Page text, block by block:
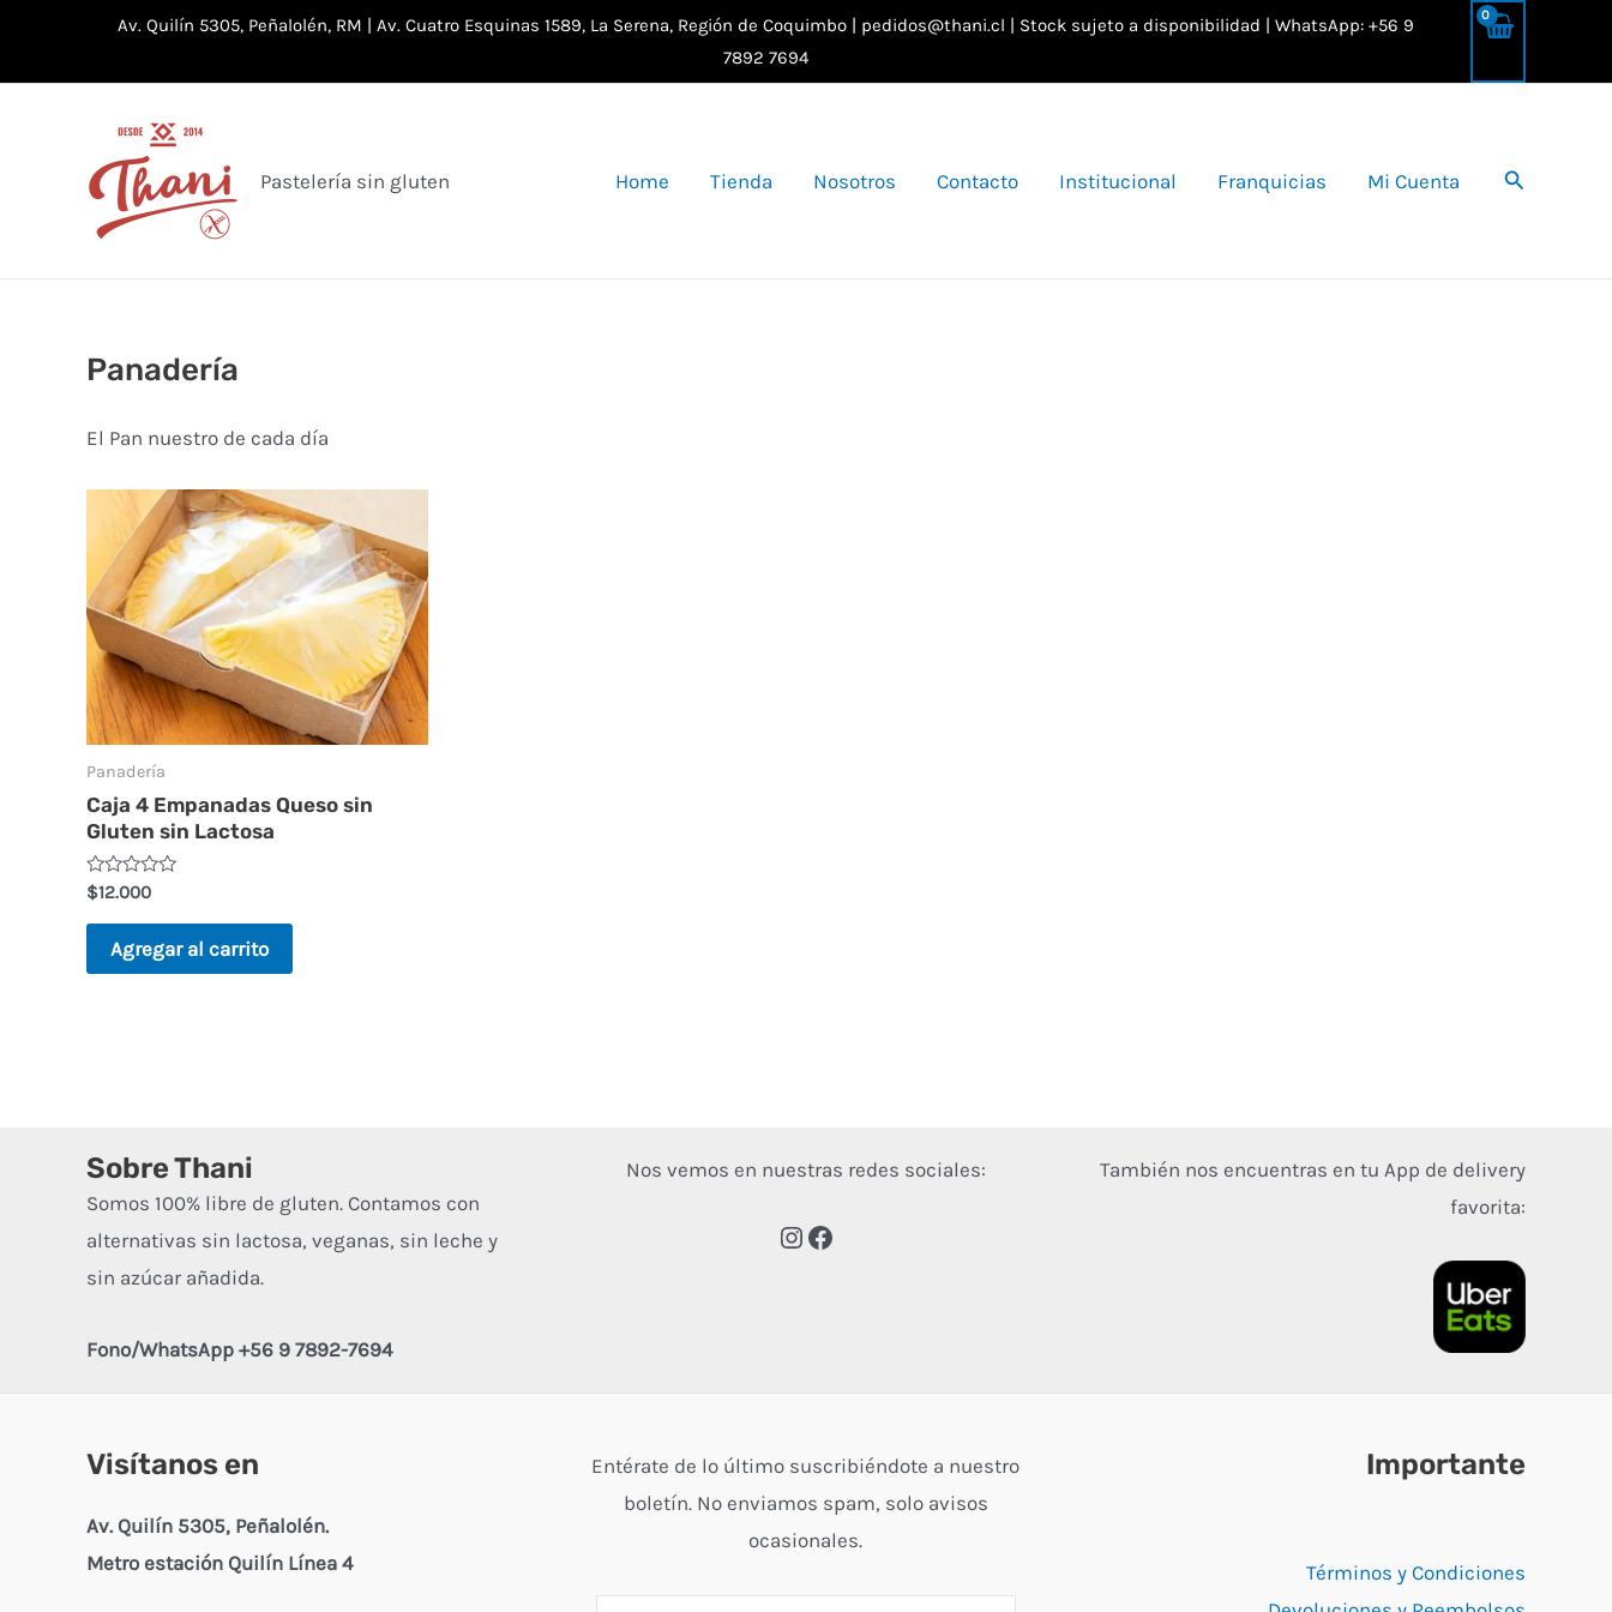
contenido
Av. Quilín 5305, Peñalolén, RM | Av. Cuatro Esquinas 1589, La Serena, Región de Coquimbo | pedidos@thani.cl | Stock sujeto a disponibilidad | WhatsApp: +56 9
7892 7694
Pastelería sin gluten Home Tienda Nosotros Contacto Institucional Franquicias Mi Cuenta Buscar
Panadería
El Pan nuestro de cada día
Panadería
Caja 4 Empanadas Queso sin
Gluten sin Lactosa
V
a
l
a
$12.000
Agregar al carrito
Sobre Thani
Somos 100% libre de gluten. Contamos con
alternativas sin lactosa, veganas, sin leche y
sin azúcar añadida.
Fono/WhatsApp +56 9 7892-7694
Nos vemos en nuestras redes sociales:
También nos encuentras en tu App de delivery
favorita:
Visítanos en
Av. Quilín 5305, Peñalolén.
Metro estación Quilín Línea 4
Entérate de lo último suscribiéndote a nuestro
boletín. No enviamos spam, solo avisos
ocasionales.
Importante
Términos y Condiciones